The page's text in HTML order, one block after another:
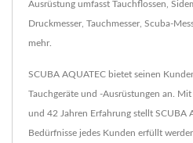
Ausrüstung umfasst Tauchflossen,
Druckmesser, Tauchmesser, Scuba-
mehr.
SCUBA AQUATEC bietet seinen
Tauchgeräte und -Ausrüstungen an.
und 42 Jahren Erfahrung stellt SCUBA
Bedürfnisse jedes Kunden erfüllt